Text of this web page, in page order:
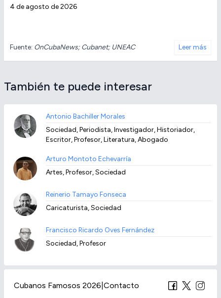
4 de agosto de 2026
Fuente: OnCubaNews; Cubanet; UNEAC Leer más
También te puede interesar
Antonio Bachiller Morales
Sociedad, Periodista, Investigador, Historiador,
Escritor, Profesor, Literatura, Abogado
Arturo Montoto Echevarría
Artes, Profesor, Sociedad
Reinerio Tamayo Fonseca
Caricaturista, Sociedad
Francisco Ricardo Oves Fernández
Sociedad, Profesor
Cubanos Famosos 2026 Contacto